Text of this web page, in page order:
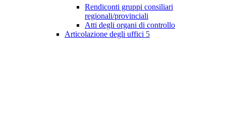
Rendiconti gruppi consiliari
regionali/provinciali
Atti degli organi di controllo
Articolazione degli uffici 5